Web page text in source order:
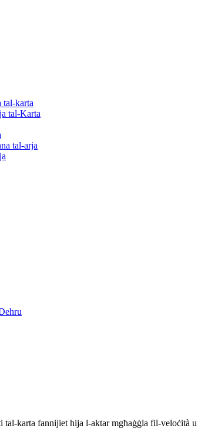
tal-karta
tal-Karta
tal-arja
karta fannijiet hija l-aktar mgħaġġla fil-